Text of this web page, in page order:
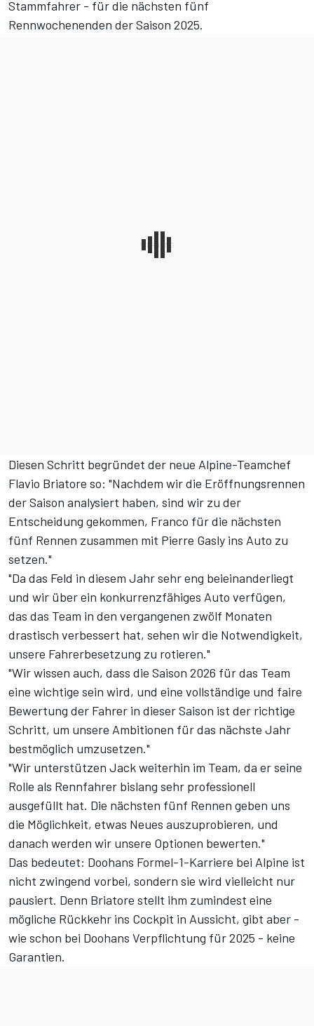
Stammfahrer - für die nächsten fünf
Rennwochenenden der Saison 2025.
Diesen Schritt begründet der neue Alpine-Teamchef
Flavio Briatore so: "Nachdem wir die Eröffnungsrennen
der Saison analysiert haben, sind wir zu der
Entscheidung gekommen, Franco für die nächsten
fünf Rennen zusammen mit Pierre Gasly ins Auto zu
setzen."
"Da das Feld in diesem Jahr sehr eng beieinanderliegt
und wir über ein konkurrenzfähiges Auto verfügen,
das das Team in den vergangenen zwölf Monaten
drastisch verbessert hat, sehen wir die Notwendigkeit,
unsere Fahrerbesetzung zu rotieren."
"Wir wissen auch, dass die Saison 2026 für das Team
eine wichtige sein wird, und eine vollständige und faire
Bewertung der Fahrer in dieser Saison ist der richtige
Schritt, um unsere Ambitionen für das nächste Jahr
bestmöglich umzusetzen."
"Wir unterstützen Jack weiterhin im Team, da er seine
Rolle als Rennfahrer bislang sehr professionell
ausgefüllt hat. Die nächsten fünf Rennen geben uns
die Möglichkeit, etwas Neues auszuprobieren, und
danach werden wir unsere Optionen bewerten."
Das bedeutet: Doohans Formel-1-Karriere bei Alpine ist
nicht zwingend vorbei, sondern sie wird vielleicht nur
pausiert. Denn Briatore stellt ihm zumindest eine
mögliche Rückkehr ins Cockpit in Aussicht, gibt aber -
wie schon bei Doohans Verpflichtung für 2025 - keine
Garantien.